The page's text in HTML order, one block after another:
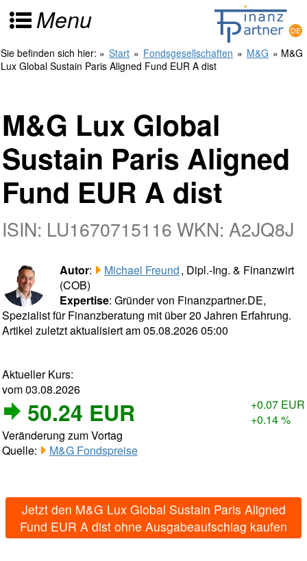
Menu
Sie befinden sich hier: » Start » Fondsgesellschaften » M&G » M&G
Lux Global Sustain Paris Aligned Fund EUR A dist
M&G Lux Global
Sustain Paris Aligned
Fund EUR A dist
ISIN: LU1670715116 WKN: A2JQ8J
Autor: Michael Freund, Dipl.-Ing. & Finanzwirt
(COB)
Expertise: Gründer von Finanzpartner.DE,
Spezialist für Finanzberatung mit über 20 Jahren Erfahrung.
Artikel zuletzt aktualisiert am 05.08.2026 05:00
Aktueller Kurs:
vom 03.08.2026
50.24 EUR
+0.07 EUR
+0.14 %
Veränderung zum Vortag
Quelle:
M&G Fondspreise
Jetzt den M&G Lux Global Sustain Paris Aligned
Fund EUR A dist ohne Ausgabeaufschlag kaufen